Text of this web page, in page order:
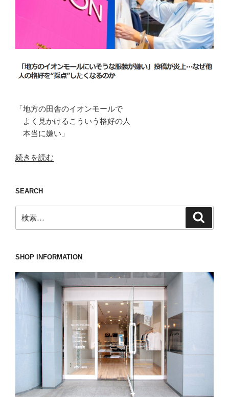
「地方の田舎のイオンモールで
よく見かけるこういう格好の人
本当に嫌い」
“年
性
別
に
関
ら
「老
男
女、
か
ら
感
続きを読む
SEARCH
索:
SHOP INFORMATION